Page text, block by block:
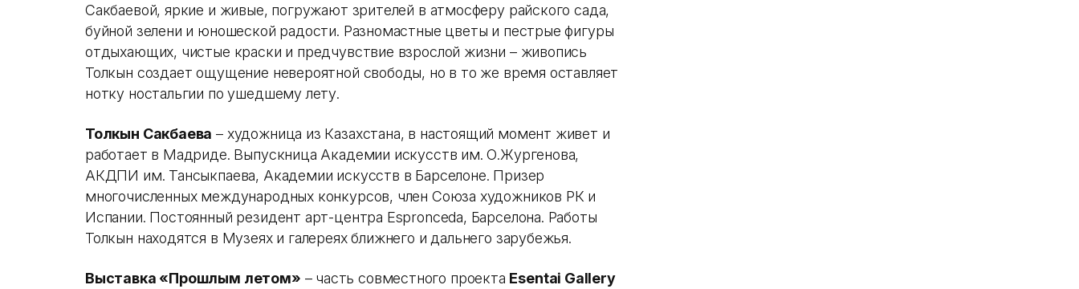
Сакбаевой, яркие и живые, погружают зрителей в атмосферу райского сада,
буйной зелени и юношеской радости. Разномастные цветы и пестрые фигуры
отдыхающих, чистые краски и предчувствие взрослой жизни – живопись
Толкын создает ощущение невероятной свободы, но в то же время оставляет
нотку ностальгии по ушедшему лету.
Толкын Сакбаева – художница из Казахстана, в настоящий момент живет и
работает в Мадриде. Выпускница Академии искусств им. О.Жургенова,
АКДПИ им. Тансыкпаева, Академии искусств в Барселоне. Призер
многочисленных международных конкурсов, член Союза художников РК и
Испании. Постоянный резидент арт-центра Espronceda, Барселона. Работы
Толкын находятся в Музеях и галереях ближнего и дальнего зарубежья.
Выставка «Прошлым летом» – часть совместного проекта Esentai Gallery